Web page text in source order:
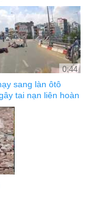
0:44
sang làn ôtô
tai nạn liên hoàn